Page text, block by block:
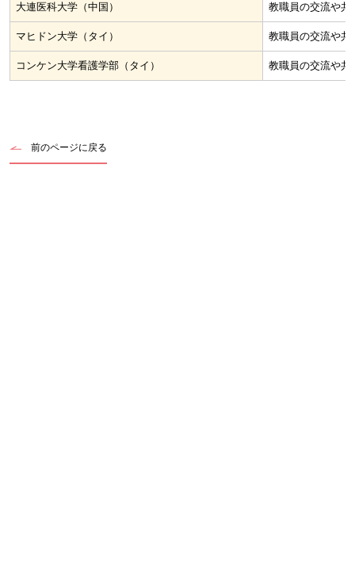
大連医科大学（中国） 教職員の交流や共
マヒドン大学（タイ） 教職員の交流や共
コンケン大学看護学部（タイ） 教職員の交流や共
前のページに戻る